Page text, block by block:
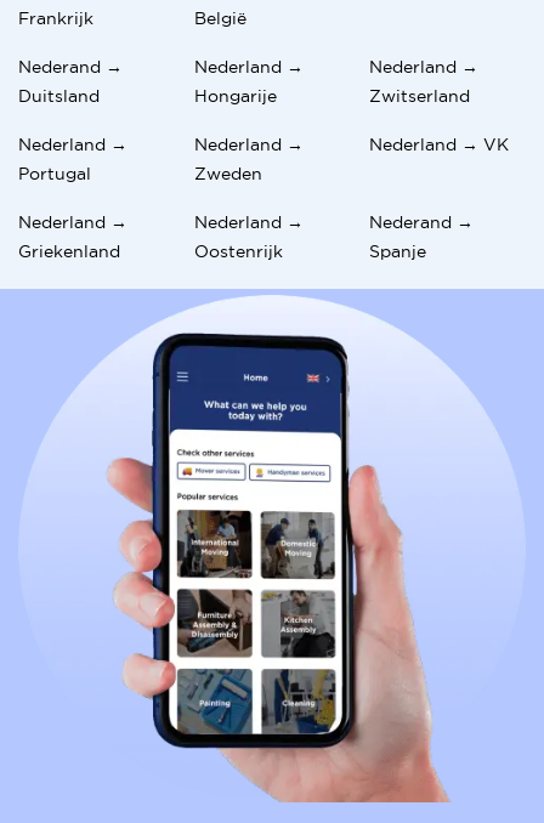
Frankrijk
België
Nederand →
Duitsland
Nederland →
Hongarije
Nederland →
Zwitserland
Nederland →
Portugal
Nederland →
Zweden
Nederland → VK
Nederland →
Griekenland
Nederland →
Oostenrijk
Nederand →
Spanje